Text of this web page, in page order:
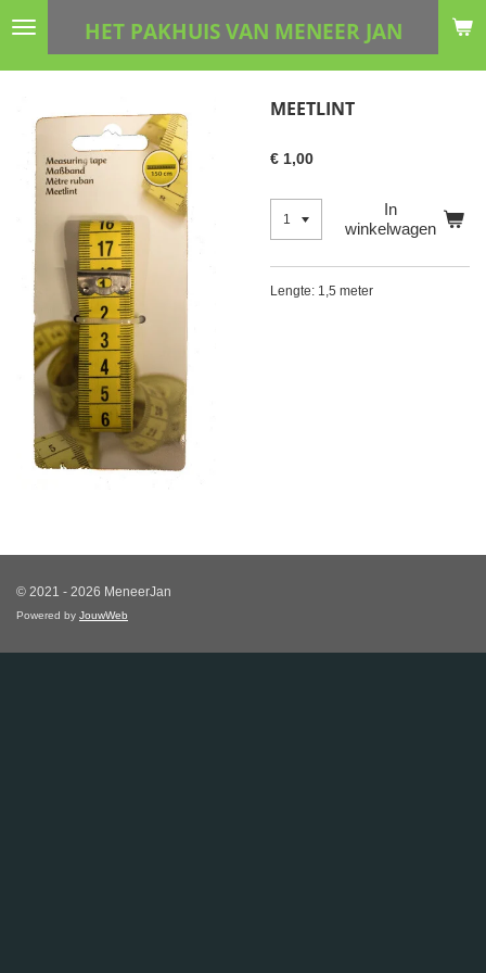
Ga
hoofdinhoud
HET PAKHUIS VAN MENEER JAN
MEETLINT
€ 1,00
In
winkelwagen
Lengte: 1,5 meter
© 2021 - 2026 MeneerJan
Powered by JouwWeb